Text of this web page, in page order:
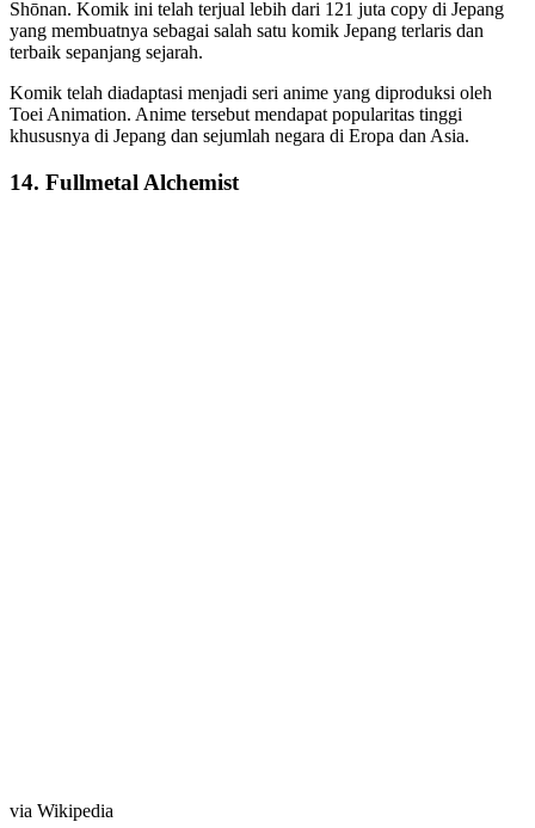
Shōnan. Komik ini telah terjual lebih dari 121 juta copy di Jepang
yang membuatnya sebagai salah satu komik Jepang terlaris dan
terbaik sepanjang sejarah.
Komik telah diadaptasi menjadi seri anime yang diproduksi oleh
Toei Animation. Anime tersebut mendapat popularitas tinggi
khususnya di Jepang dan sejumlah negara di Eropa dan Asia.
14. Fullmetal Alchemist
via Wikipedia